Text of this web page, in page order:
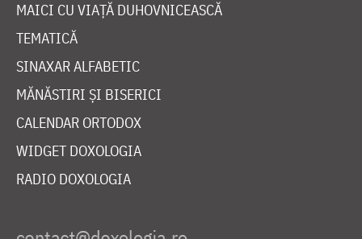
MAICI CU VIAȚĂ DUHOVNICEASCĂ
TEMATICĂ
SINAXAR ALFABETIC
MĂNĂSTIRI ȘI BISERICI
CALENDAR ORTODOX
WIDGET DOXOLOGIA
RADIO DOXOLOGIA